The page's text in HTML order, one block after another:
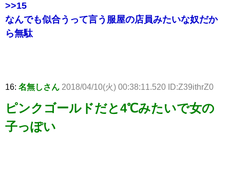
>>15
なんでも似合うって言う服屋の店員みたいな奴だか
ら無駄
16: 名無しさん 2018/04/10(火) 00:38:11.520 ID:Z39ithrZ0
ピンクゴールドだと4℃みたいで女の
子っぽい